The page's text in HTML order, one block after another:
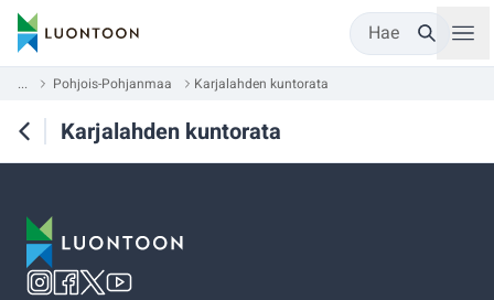
Hae
... Pohjois-Pohjanmaa Karjalahden kuntorata
Karjalahden kuntorata